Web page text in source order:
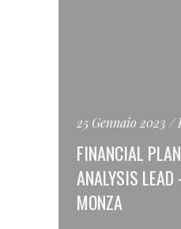
25 Gennaio 2023
FINANCIAL
ANALYSIS
MONZA